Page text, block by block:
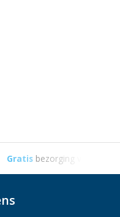
Gratis bezorging vanaf €50